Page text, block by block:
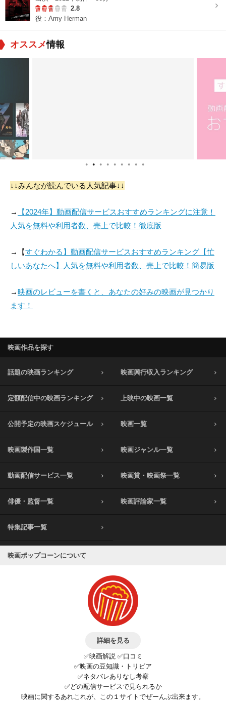
2.8
役：Amy Herman
オススメ情報
● ● ● ● ● ● ● ● ●
↓↓みんなが読んでいる人気記事↓↓
→
【2024年】動画配信サービスおすすめランキングに注意！
人気を無料や利用者数、売上で比較！徹底版
→【すぐわかる】動画配信サービスおすすめランキング【忙
しいあなたへ】人気を無料や利用者数、売上で比較！簡易版
→映画のレビューを書くと、あなたの好みの映画が見つかり
ます！
映画作品を探す
話題の映画ランキング 映画興行収入ランキング
定額配信中の映画ランキング 上映中の映画一覧
公開予定の映画スケジュール 映画一覧
映画製作国一覧 映画ジャンル一覧
動画配信サービス一覧 映画賞・映画祭一覧
俳優・監督一覧 映画評論家一覧
特集記事一覧
映画ポップコーンについて
詳細を見る
✅映画解説 ✅口コミ
✅映画の豆知識・トリビア
✅ネタバレありなし考察
✅どの配信サービスで見られるか
映画に関するあれこれが、この１サイトでぜーんぶ出来ます。